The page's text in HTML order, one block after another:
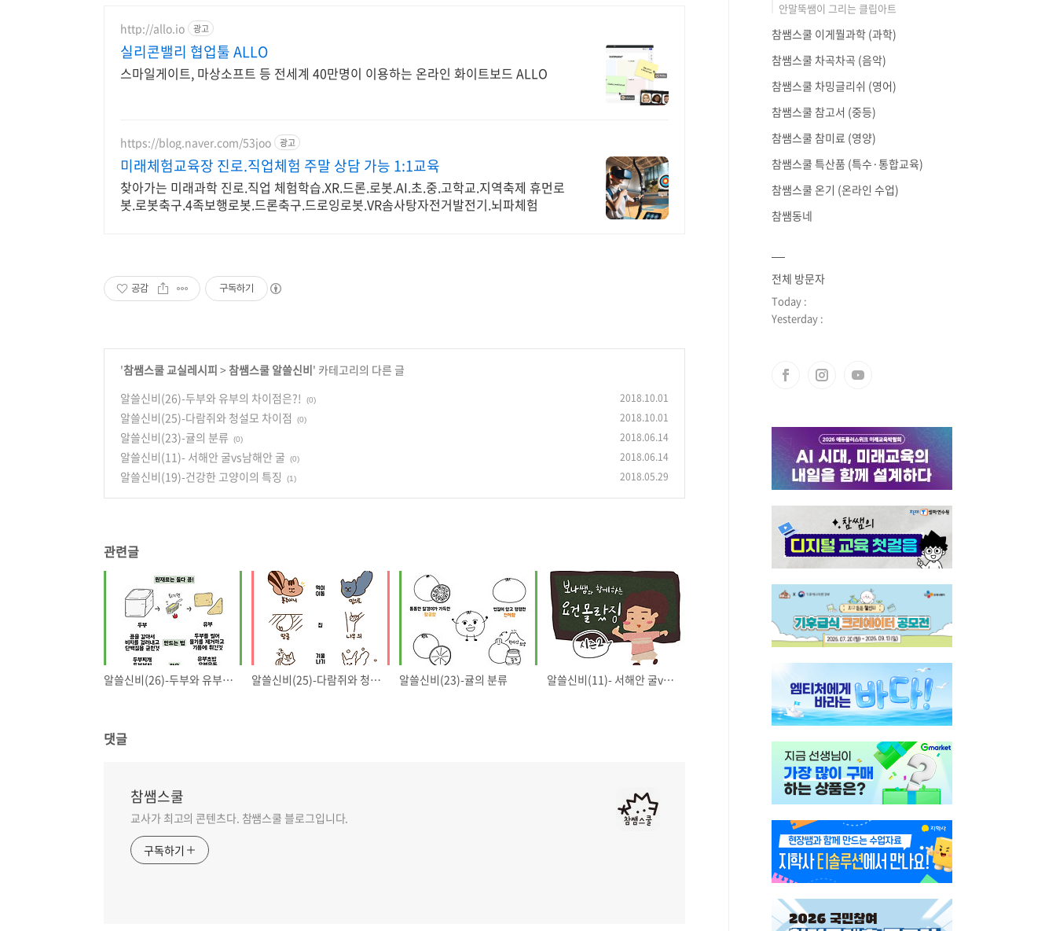
http://allo.io 광고
실리콘밸리 협업툴 ALLO
스마일게이트, 마상소프트 등 전세계 40만명이 이용하는 온라인 화이트보드 ALLO
https://blog.naver.com/53joo 광고
미래체험교육장 진로.직업체험 주말 상담 가능 1:1교육
찾아가는 미래과학 진로.직업 체험학습.XR.드론.로봇.AI.초.중.고학교.지역축제 휴먼로
봇.로봇축구.4족보행로봇.드론축구.드로잉로봇.VR솜사탕자전거발전기.뇌파체험
공감 구독하기
'참쌤스쿨 교실레시피 > 참쌤스쿨 알쓸신비' 카테고리의 다른 글
알쓸신비(26)-두부와 유부의 차이점은?!
(0) 2018.10.01
알쓸신비(25)-다람쥐와 청설모 차이점 (0) 2018.10.01
알쓸신비(23)-귤의 분류 (0) 2018.06.14
알쓸신비(11)- 서해안 굴vs남해안 굴 (0) 2018.06.14
알쓸신비(19)-건강한 고양이의 특징 (1) 2018.05.29
관련글
알쓸신비(26)-두부와 유부의 차이점은?! 알쓸신비(25)-다람쥐와 청설모 차이점 알쓸신비(23)-귤의 분류 알쓸신비(11)- 서해안 굴vs남해안 굴
댓글
참쌤스쿨
교사가 최고의 콘텐츠다. 참쌤스쿨 블로그입니다.
구독하기
안말뚝쌤이 그리는 클립아트
참쌤스쿨 이게뭘과학 (과학)
참쌤스쿨 차곡차곡 (음악)
참쌤스쿨 차밍글리쉬 (영어)
참쌤스쿨 참고서 (중등)
참쌤스쿨 참미료 (영양)
참쌤스쿨 특산품 (특수·통합교육)
참쌤스쿨 온기 (온라인 수업)
참쌤동네
전체 방문자
Today :
Yesterday :